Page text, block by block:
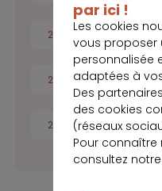
2016 2015
2012 2011
2008
par ici !
Les cookies
vous proposer
personnalisée
adaptées à
Des
des cookies
(réseaux
Pour
consultez notre